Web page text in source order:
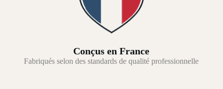
Conçus en France
Fabriqués selon des standards de qualité professionnelle